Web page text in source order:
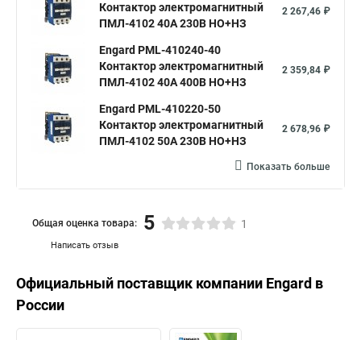
Контактор электромагнитный
ПМЛ-4102 40A 230В НО+НЗ
2 267,46 ₽
Engard PML-410240-40
Контактор электромагнитный
ПМЛ-4102 40A 400В НО+НЗ
2 359,84 ₽
Engard PML-410220-50
Контактор электромагнитный
ПМЛ-4102 50A 230В НО+НЗ
2 678,96 ₽
Показать больше
Написать отзыв
Общая оценка товара: 5 1
Официальный поставщик компании Engard в
России